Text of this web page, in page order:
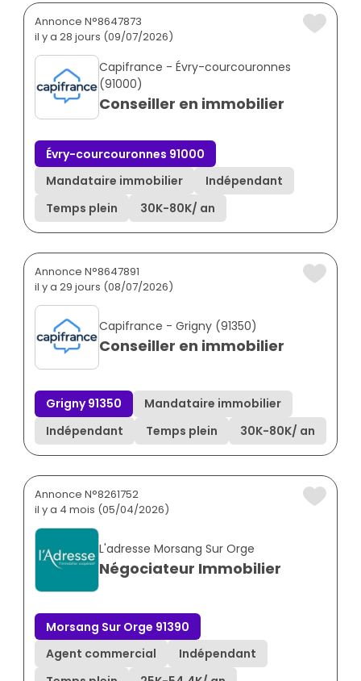
Annonce N°8647873
il y a 28 jours (09/07/2026)
Capifrance - Évry-courcouronnes
(91000)
Conseiller en immobilier
Évry-courcouronnes 91000
Mandataire immobilier
Indépendant
Temps plein
30K-80K/ an
Annonce N°8647891
il y a 29 jours (08/07/2026)
Capifrance - Grigny (91350)
Conseiller en immobilier
Grigny 91350
Mandataire immobilier
Indépendant
Temps plein 30K-80K/ an
Annonce N°8261752
il y a 4 mois (05/04/2026)
L'adresse Morsang Sur Orge
Négociateur Immobilier
Morsang Sur Orge 91390
Agent commercial
Indépendant